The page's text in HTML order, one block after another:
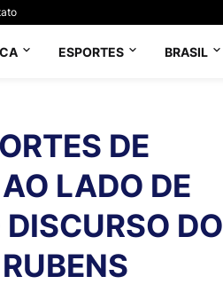
ESPORTES BRASIL
DE
LADO DE
DO